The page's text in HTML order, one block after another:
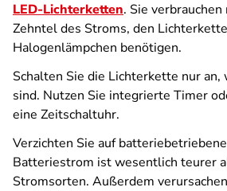
LED-Lichterketten. Sie
Zehntel des Stroms, den
Halogenlämpchen benötigen.
Schalten Sie die Lichterkette nur an,
sind. Nutzen Sie integrierte Timer
eine Zeitschaltuhr.
Verzichten Sie auf
Batteriestrom ist wesentlich teurer
Stromsorten. Außerdem